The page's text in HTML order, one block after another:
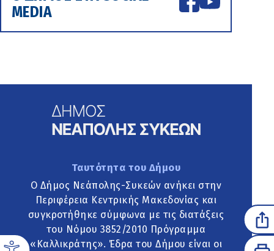
MEDIA
Ταυτότητα του Δήμου
Ο Δήμος Νεάπολης-Συκεών ανήκει στην
Περιφέρεια Κεντρικής Μακεδονίας και
συγκροτήθηκε σύμφωνα με τις διατάξεις
του Νόμου 3852/2010 Πρόγραμμα
«Καλλικράτης». Έδρα του Δήμου είναι οι